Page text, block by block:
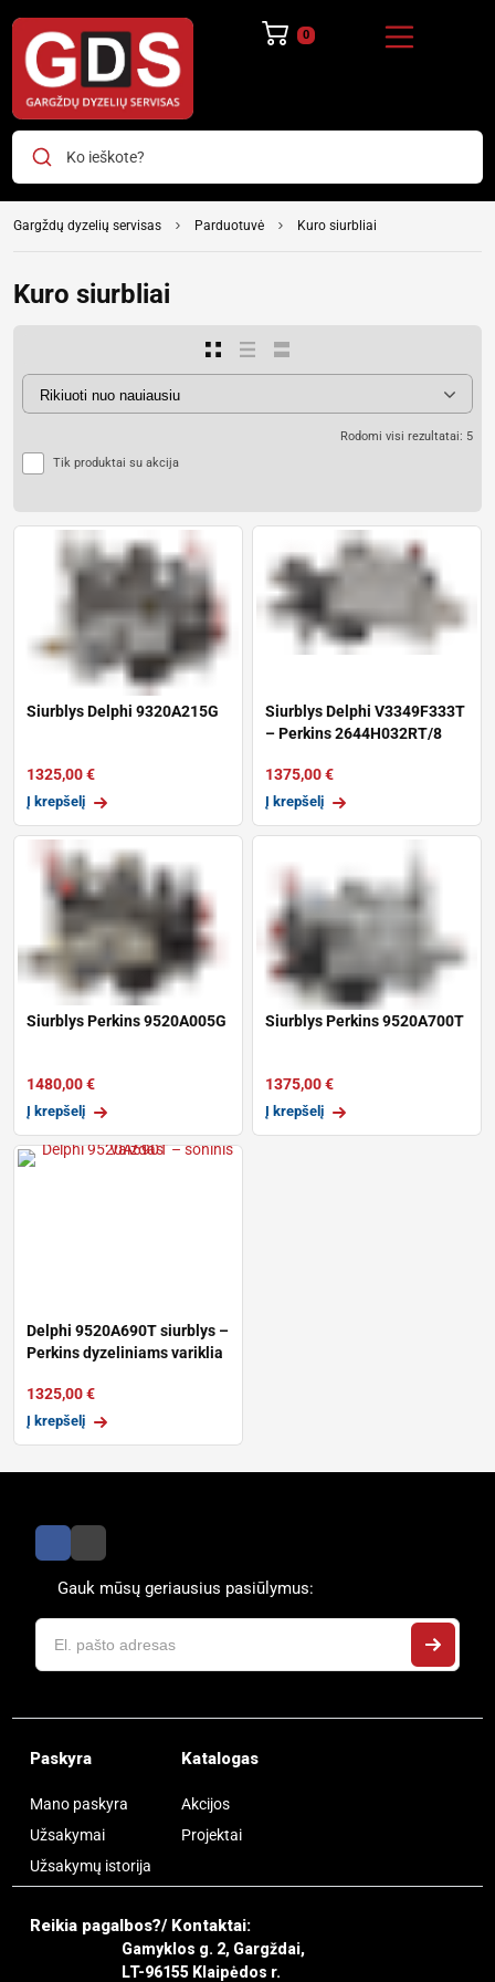
Ko ieškote?
Gargždų dyzelių servisas Parduotuvė Kuro siurbliai
Kuro siurbliai
Tik produktai su akcija
Rodomi visi rezultatai: 5
Siurblys Delphi 9320A215G
1325,00€
Į krepšelį
Siurblys Delphi V3349F333T
– Perkins 2644H032RT/8
1375,00€
Į krepšelį
Siurblys Perkins 9520A005G
1480,00€
Į krepšelį
Siurblys Perkins 9520A700T
1375,00€
Į krepšelį
Delphi 9520A690T siurblys –
Perkins dyzeliniams variklia
1325,00€
Į krepšelį
Gauk mūsų geriausius pasiūlymus:
Paskyra
Mano paskyra
Užsakymai
Užsakymų istorija
Katalogas
Akcijos
Projektai
Reikia pagalbos?/ Kontaktai:
Gamyklos g. 2, Gargždai,
LT-96155 Klaipėdos r.